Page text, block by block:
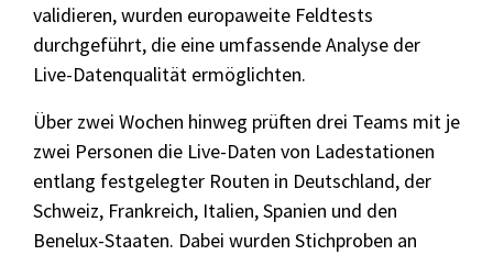
validieren, wurden europaweite Feldtests
durchgeführt, die eine umfassende Analyse der
Live-Datenqualität ermöglichten.
Über zwei Wochen hinweg prüften drei Teams mit je
zwei Personen die Live-Daten von Ladestationen
entlang festgelegter Routen in Deutschland, der
Schweiz, Frankreich, Italien, Spanien und den
Benelux-Staaten. Dabei wurden Stichproben an